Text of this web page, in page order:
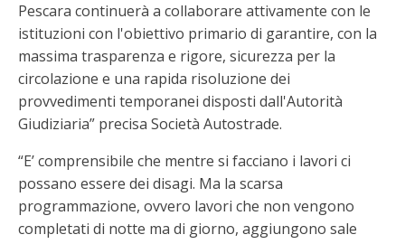
Pescara continuerà a collaborare attivamente con le
istituzioni con l'obiettivo primario di garantire, con la
massima trasparenza e rigore, sicurezza per la
circolazione e una rapida risoluzione dei
provvedimenti temporanei disposti dall'Autorità
Giudiziaria” precisa Società Autostrade.
“E’ comprensibile che mentre si facciano i lavori ci
possano essere dei disagi. Ma la scarsa
programmazione, ovvero lavori che non vengono
completati di notte ma di giorno, aggiungono sale